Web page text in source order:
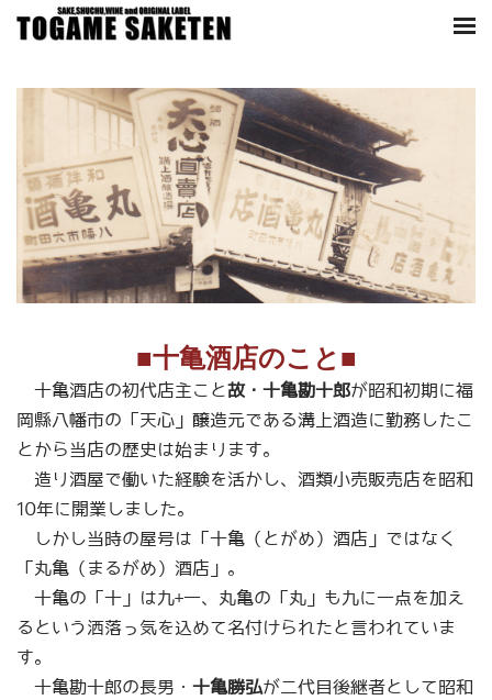
■十亀酒店のこと■
十亀酒店の初代店主こと故・十亀勘十郎が昭和初期に福
岡縣八幡市の「天心」醸造元である溝上酒造に勤務したこ
とから当店の歴史は始まります。
造り酒屋で働いた経験を活かし、酒類小売販売店を昭和
10年に開業しました。
しかし当時の屋号は「十亀（とがめ）酒店」ではなく
「丸亀（まるがめ）酒店」。
十亀の「十」は九+一、丸亀の「丸」も九に一点を加え
るという洒落っ気を込めて名付けられたと言われていま
す。
十亀勘十郎の長男・ 十亀勝弘が二代目後継者として昭和